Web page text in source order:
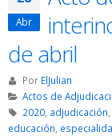
Abr
de abril
Por ElJulian
Actos de
2020, adjudicación,
educación,